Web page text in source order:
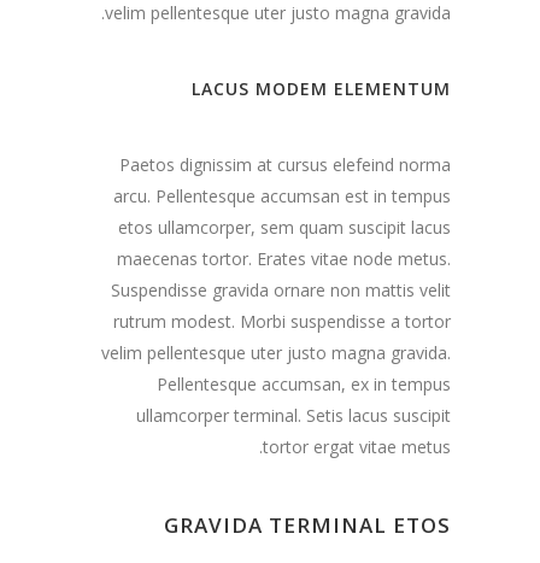
velim pellentesque uter justo magna gravida.
LACUS MODEM ELEMENTUM
Paetos dignissim at cursus elefeind norma
arcu. Pellentesque accumsan est in tempus
etos ullamcorper, sem quam suscipit lacus
maecenas tortor. Erates vitae node metus.
Suspendisse gravida ornare non mattis velit
rutrum modest. Morbi suspendisse a tortor
velim pellentesque uter justo magna gravida.
Pellentesque accumsan, ex in tempus
ullamcorper terminal. Setis lacus suscipit
tortor ergat vitae metus.
GRAVIDA TERMINAL ETOS